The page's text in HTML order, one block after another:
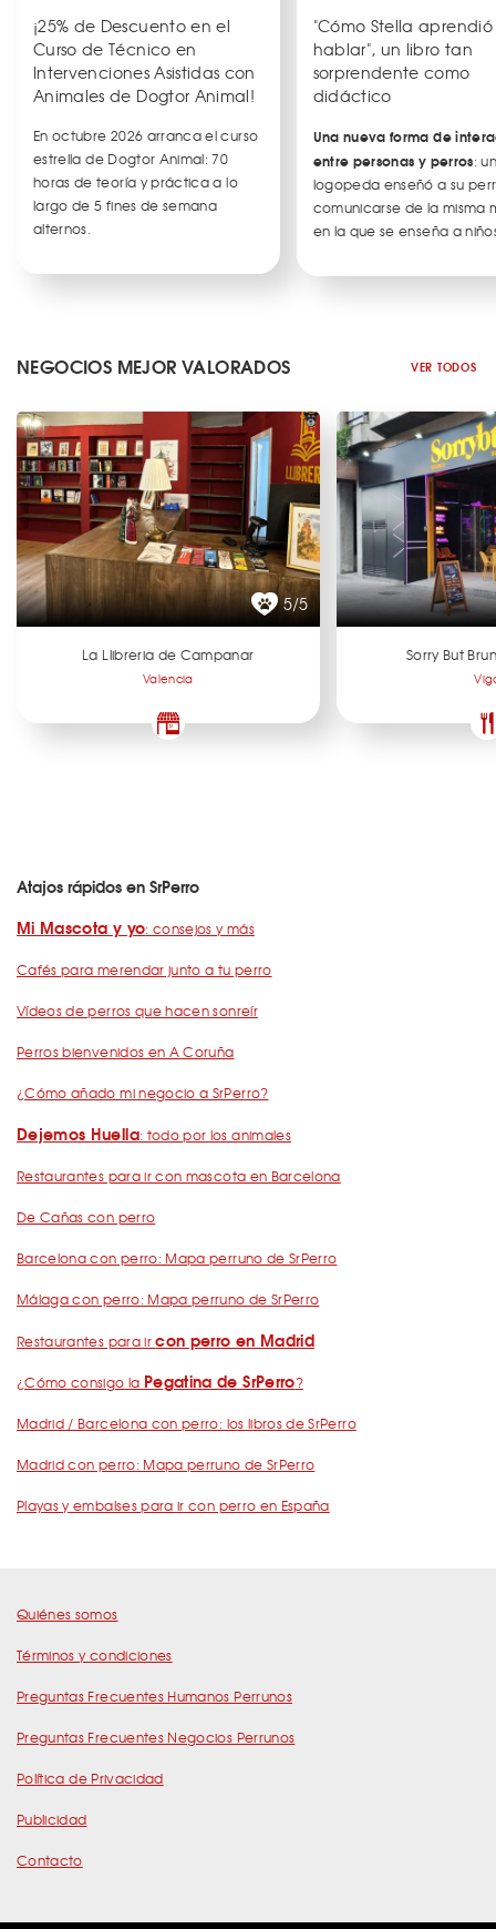
¡25% de Descuento en el
Curso de Técnico en
Intervenciones Asistidas con
Animales de Dogtor Animal!
En octubre 2026 arranca el curso
estrella de Dogtor Animal: 70
horas de teoría y práctica a lo
largo de 5 fines de semana
alternos.
"Cómo Stella
hablar", un libro tan
sorprendente como
didáctico
Una nueva forma de
entre personas y perros:
logopeda enseñó a su
comunicarse de la misma
en la que se enseña a
NEGOCIOS MEJOR VALORADOS VER TODOS
5/5
La Llibreria de Campanar
Valencia
Sorry But
Atajos rápidos en SrPerro
Mi Mascota y yo: consejos y más
Cafés para merendar junto a tu perro
Vídeos de perros que hacen sonreír
Perros bienvenidos en A Coruña
¿Cómo añado mi negocio a SrPerro?
Dejemos Huella: todo por los animales
Restaurantes para ir con mascota en Barcelona
De Cañas con perro
Barcelona con perro: Mapa perruno de SrPerro
Málaga con perro: Mapa perruno de SrPerro
Restaurantes para ircon perro en Madrid
¿Cómo consigo la Pegatina de SrPerro?
Madrid / Barcelona con perro: los libros de SrPerro
Madrid con perro: Mapa perruno de SrPerro
Playas y embalses para ir con perro en España
Quiénes somos
Términos y condiciones
Preguntas Frecuentes Humanos Perrunos
Preguntas Frecuentes Negocios Perrunos
Política de Privacidad
Publicidad
Contacto